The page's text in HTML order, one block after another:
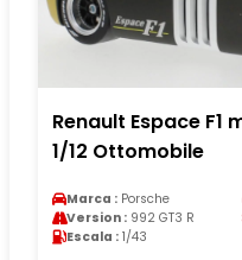
Renault Espace F1
1/12 Ottomobile
Marca : Porsche
Version : 992 GT3 R
Escala : 1/43